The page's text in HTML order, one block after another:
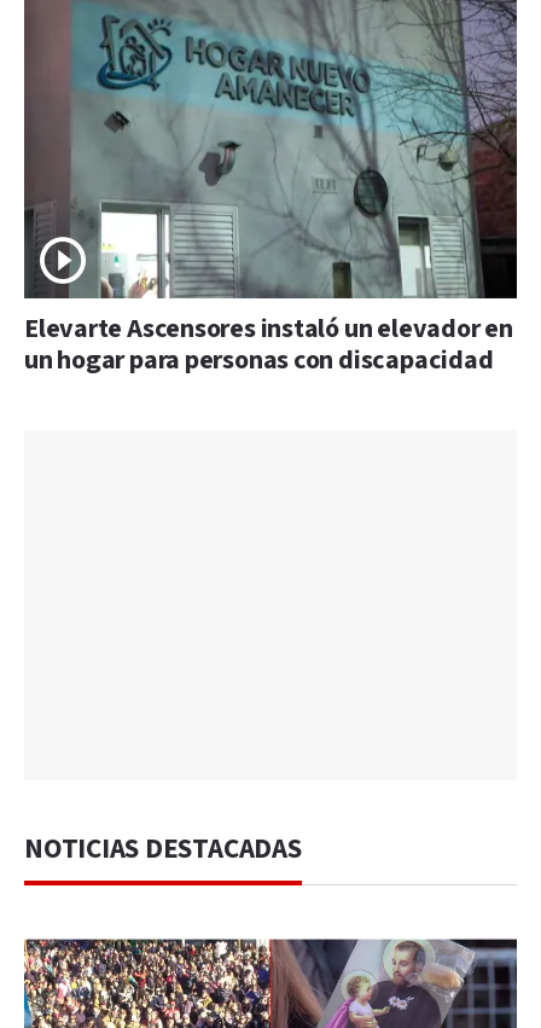
Elevarte Ascensores instaló un elevador en
un hogar para personas con discapacidad
NOTICIAS DESTACADAS